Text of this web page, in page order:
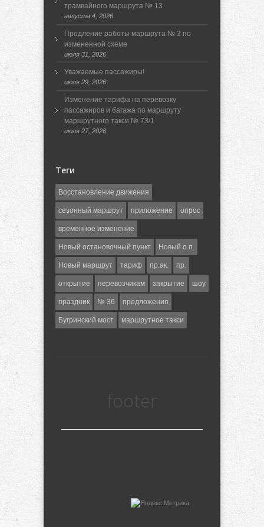
трамвайного маршрута № 13
августа 4, 2026
Продление работы маршрута № 3 по
измененной схеме
июля 31, 2026
Уважаемые пассажиры!
июля 29, 2026
Изменение тарифа на перевозку
пассажиров и багажа по маршруту
маршрутного такси № 73/1
июля 27, 2026
Теги
Восстановление движения
сезонный маршрут приложение опрос
временное изменение
Новый остановочный пункт Новый о.п.
Новый маршрут тариф пр.ак. пр.
открытие перевозчикам закрытие шоу
праздник № 36 предложения
Бугринский мост маршрутное такси
footer